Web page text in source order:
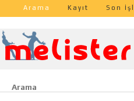
Arama Kayıt Son
Arama